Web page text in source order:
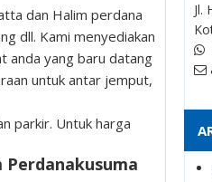
dan Halim perdana
dll. Kami menyediakan
anda yang baru datang
untuk antar jemput,
parkir. Untuk harga
Jl.